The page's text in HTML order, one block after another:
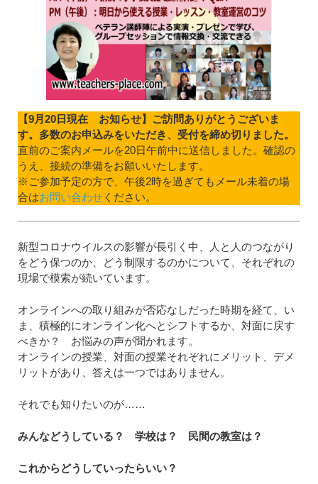
【9月20日現在 お知らせ】ご訪問ありがとうございま
す。多数のお申込みをいただき、受付を締め切りました。
直前のご案内メールを20日午前中に送信しました。確認の
うえ、接続の準備をお願いいたします。
※ご参加予定の方で、午後2時を過ぎてもメール未着の場
合はお問い合わせ ください。
新型コロナウイルスの影響が長引く中、人と人のつながり
をどう保つのか、どう制限するのかについて、それぞれの
現場で模索が続いています。
オンラインへの取り組みが否応なしだった時期を経て、い
ま、積極的にオンライン化へとシフトするか、対面に戻す
べきか？ お悩みの声が聞かれます。
オンラインの授業、対面の授業それぞれにメリット、デメ
リットがあり、答えは一つではありません。
それでも知りたいのが……
みんなどうしている？ 学校は？ 民間の教室は？
これからどうしていったらいい？